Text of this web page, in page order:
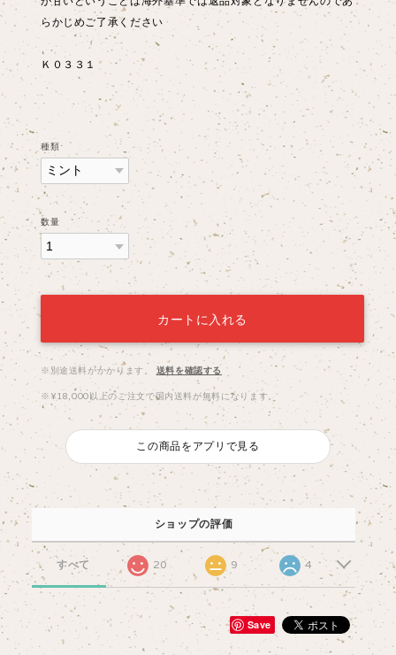
らかじめご了承ください
Ｋ０３３１
種類
数量
カートに入れる
※別途送料がかかります。 送料を確認する
※¥18,000以上のご注文で国内送料が無料になります。
この商品をアプリで見る
ショップの評価
すべて 20 9 4
Save